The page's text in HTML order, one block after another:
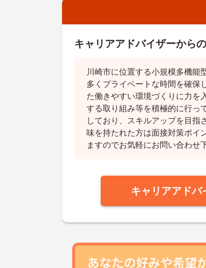
キャリアアドバイザーから
川崎市に位置する小規模多機能
多くプライベートな時間を確保
た働きやすい環境づくりに力を
する取り組み等を積極的に行っ
しており、スキルアップを目指
味を持たれた方は面接対策ポイ
ますのでお気軽にお問い合わせ
キャリアアドバ